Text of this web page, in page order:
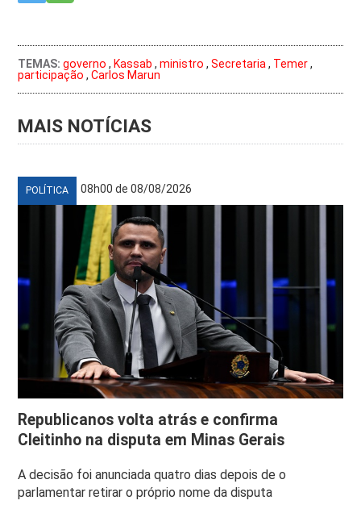
TEMAS: governo , Kassab ,ministro ,Secretaria , Temer,
participação ,Carlos Marun
MAIS NOTÍCIAS
POLÍTICA 08h00 de 08/08/2026
Republicanos volta atrás e confirma
Cleitinho na disputa em Minas Gerais
A decisão foi anunciada quatro dias depois de o
parlamentar retirar o próprio nome da disputa